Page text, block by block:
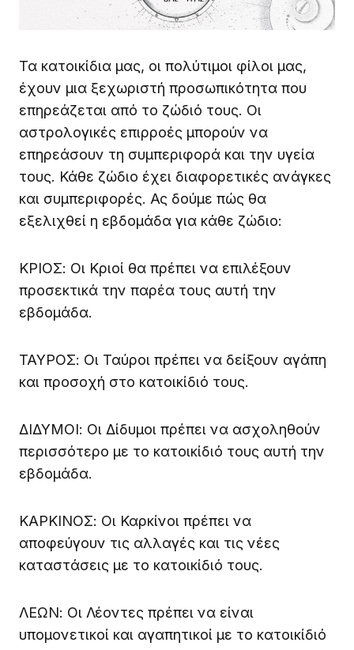
Τα κατοικίδια μας, οι πολύτιμοι φίλοι μας,
έχουν μια ξεχωριστή προσωπικότητα που
επηρεάζεται από το ζώδιό τους. Οι
αστρολογικές επιρροές μπορούν να
επηρεάσουν τη συμπεριφορά και την υγεία
τους. Κάθε ζώδιο έχει διαφορετικές ανάγκες
και συμπεριφορές. Ας δούμε πώς θα
εξελιχθεί η εβδομάδα για κάθε ζώδιο:
ΚΡΙΟΣ: Οι Κριοί θα πρέπει να επιλέξουν
προσεκτικά την παρέα τους αυτή την
εβδομάδα.
ΤΑΥΡΟΣ: Οι Ταύροι πρέπει να δείξουν αγάπη
και προσοχή στο κατοικίδιό τους.
ΔΙΔΥΜΟΙ: Οι Δίδυμοι πρέπει να ασχοληθούν
περισσότερο με το κατοικίδιό τους αυτή την
εβδομάδα.
ΚΑΡΚΙΝΟΣ: Οι Καρκίνοι πρέπει να
αποφεύγουν τις αλλαγές και τις νέες
καταστάσεις με το κατοικίδιό τους.
ΛΕΩΝ: Οι Λέοντες πρέπει να είναι
υπομονετικοί και αγαπητικοί με το κατοικίδιό